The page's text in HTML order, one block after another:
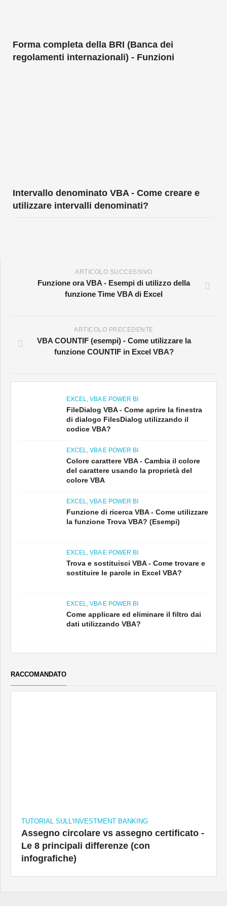
Forma completa della BRI (Banca dei
regolamenti internazionali) - Funzioni
Intervallo denominato VBA - Come creare e
utilizzare intervalli denominati?
ARTICOLO SUCCESSIVO
Funzione ora VBA - Esempi di utilizzo della
funzione Time VBA di Excel
ARTICOLO PRECEDENTE
VBA COUNTIF (esempi) - Come utilizzare la
funzione COUNTIF in Excel VBA?
EXCEL, VBA E POWER BI
FileDialog VBA - Come aprire la finestra
di dialogo FilesDialog utilizzando il
codice VBA?
EXCEL, VBA E POWER BI
Colore carattere VBA - Cambia il colore
del carattere usando la proprietà del
colore VBA
EXCEL, VBA E POWER BI
Funzione di ricerca VBA - Come utilizzare
la funzione Trova VBA? (Esempi)
EXCEL, VBA E POWER BI
Trova e sostituisci VBA - Come trovare e
sostituire le parole in Excel VBA?
EXCEL, VBA E POWER BI
Come applicare ed eliminare il filtro dai
dati utilizzando VBA?
RACCOMANDATO
TUTORIAL SULL'INVESTMENT BANKING
Assegno circolare vs assegno certificato -
Le 8 principali differenze (con
infografiche)